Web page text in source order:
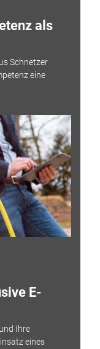
als
Schnetzer
eine
E-
Ihre
eines